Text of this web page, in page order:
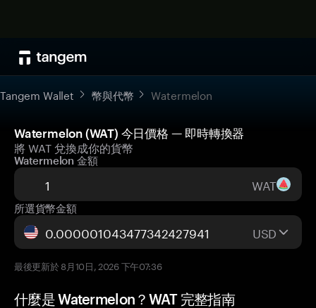
Tangem Wallet 幣與代幣 Watermelon
Watermelon (WAT) 今日價格 — 即時轉換器
將 WAT 兌換成你的貨幣
Watermelon 金額
WAT
所選貨幣金額
USD
最後更新於 8月10日, 2026 下午07:36
什麼是 Watermelon？WAT 完整指南